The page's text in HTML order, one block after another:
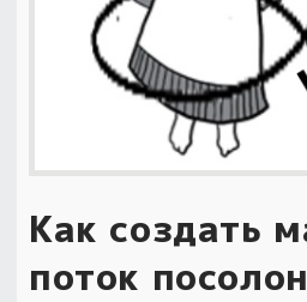
Как создать
поток